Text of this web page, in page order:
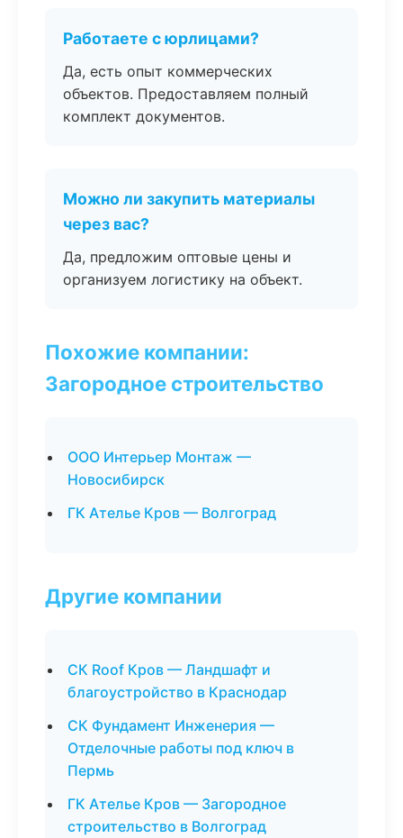
Работаете с юрлицами?
Да, есть опыт коммерческих
объектов. Предоставляем полный
комплект документов.
Можно ли закупить материалы
через вас?
Да, предложим оптовые цены и
организуем логистику на объект.
Похожие компании:
Загородное строительство
ООО Интерьер Монтаж —
Новосибирск
ГК Ателье Кров — Волгоград
Другие компании
СК Roof Кров — Ландшафт и
благоустройство в Краснодар
СК Фундамент Инженерия —
Отделочные работы под ключ в
Пермь
ГК Ателье Кров — Загородное
строительство в Волгоград